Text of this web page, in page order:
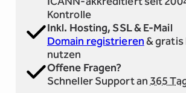
Kontrolle
Inkl. Hosting, SSL & E-Mail
Domain registrieren& gratis
nutzen
Offene Fragen?
Schneller Support an 365